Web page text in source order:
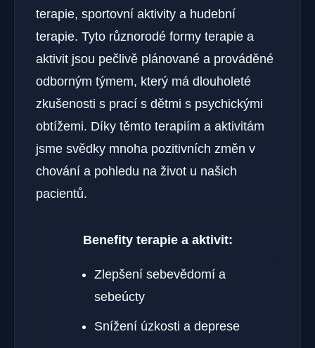
terapie, sportovní aktivity a hudební
terapie. Tyto různorodé formy terapie a
aktivit jsou pečlivě plánované a prováděné
odborným týmem, který má dlouholeté
zkušenosti s prací s dětmi s psychickými
obtížemi. Díky těmto terapiím a aktivitám
jsme svědky mnoha pozitivních změn v
chování a pohledu na život u našich
pacientů.
Benefity terapie a aktivit:
Zlepšení sebevědomí a
sebeúcty
Snížení úzkosti a deprese